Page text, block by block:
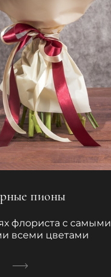
пионы
флориста с самыми
всеми цветами